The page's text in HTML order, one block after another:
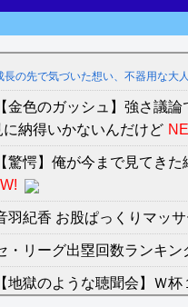
長の先で気づいた想い、不器用な大
【金色のガッシュ】強さ議
に納得いかないんだけど
【驚愕】俺が今まで見てき
羽紀香 お股ぱっくりマッ
・リーグ出塁回数ランキ
【地獄のような聴聞会】Ｗ